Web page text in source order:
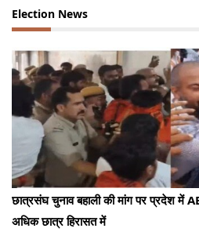
Election News
छात्रसंघ चुनाव बहाली की मांग पर प्रदेश में
अधिक छात्र हिरासत में